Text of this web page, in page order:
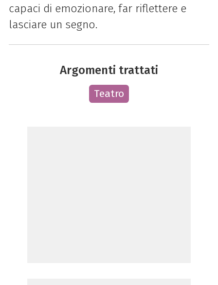
capaci di emozionare, far riflettere e
lasciare un segno.
Argomenti trattati
Teatro